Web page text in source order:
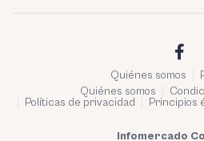
Quiénes somos
Quiénes somos
Políticas de privacidad
Principios
Infomercado